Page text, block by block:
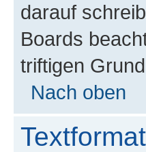
darauf
Boards
triftigen
Nach oben